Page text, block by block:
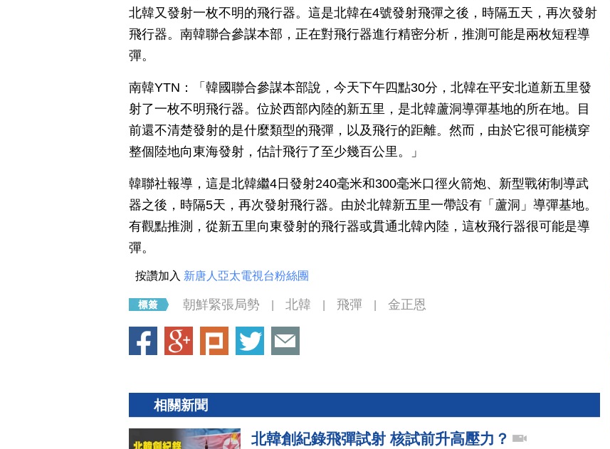
北韓又發射一枚不明的飛行器。這是北韓在4號發射飛彈之後，時隔五天，再次發射
飛行器。南韓聯合參謀本部，正在對飛行器進行精密分析，推測可能是兩枚短程導
彈。
南韓YTN：「韓國聯合參謀本部說，今天下午四點30分，北韓在平安北道新五里發
射了一枚不明飛行器。位於西部內陸的新五里，是北韓蘆洞導彈基地的所在地。目
前還不清楚發射的是什麼類型的飛彈，以及飛行的距離。然而，由於它很可能橫穿
整個陸地向東海發射，估計飛行了至少幾百公里。」
韓聯社報導，這是北韓繼4日發射240毫米和300毫米口徑火箭炮、新型戰術制導武
器之後，時隔5天，再次發射飛行器。由於北韓新五里一帶設有「蘆洞」導彈基地。
有觀點推測，從新五里向東發射的飛行器或貫通北韓內陸，這枚飛行器很可能是導
彈。
按讚加入 新唐人亞太電視台粉絲團
朝鮮緊張局勢 北韓 飛彈 金正恩
相關新聞
北韓創紀錄飛彈試射 核試前升高壓力？